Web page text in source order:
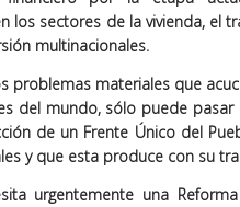
los sectores de la vivienda, el
multinacionales.
problemas materiales que
del mundo, sólo puede
de un Frente Único del
y que esta produce con su
urgentemente una